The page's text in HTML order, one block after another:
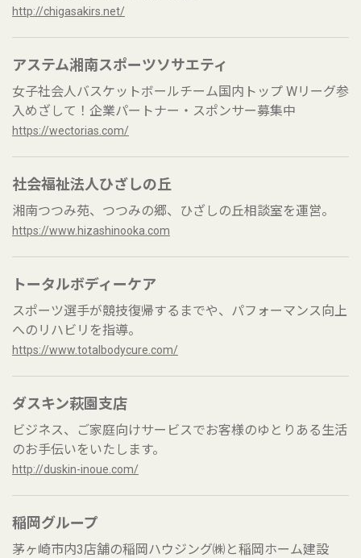
http://chigasakirs.net/
アステム湘南スポーツソサエティ
女子社会人バスケットボールチーム国内トップ Wリーグ参
入めざして！企業パートナー・スポンサー募集中
https://wectorias.com/
社会福祉法人ひざしの丘
湘南つつみ苑、つつみの郷、ひざしの丘相談室を運営。
https://www.hizashinooka.com
トータルボディーケア
スポーツ選手が競技復帰するまでや、パフォーマンス向上
へのリハビリを指導。
https://www.totalbodycure.com/
ダスキン萩園支店
ビジネス、ご家庭向けサービスでお客様のゆとりある生活
のお手伝いをいたします。
http://duskin-inoue.com/
稲岡グループ
茅ヶ崎市内3店舗の稲岡ハウジング㈱と稲岡ホーム建設